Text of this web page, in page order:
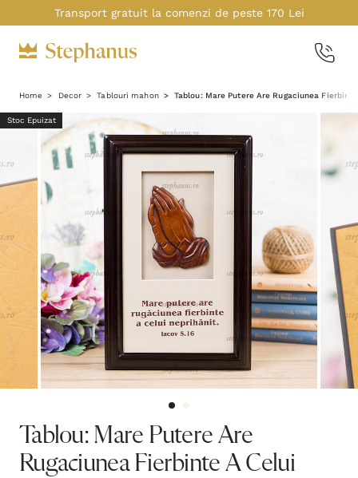
Transport gratuit la comenzi de peste 170 Lei
Home Decor Tablouri mahon Tablou: Mare Putere Are Rugaciunea
Stoc Epuizat
Tablou: Mare Putere Are
Rugaciunea Fierbinte A Celui